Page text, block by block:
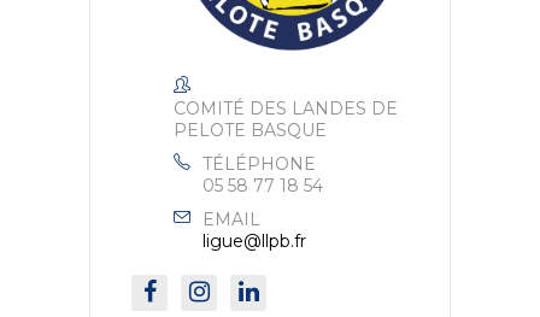
COMITÉ DES LANDES DE
PELOTE BASQUE
TÉLÉPHONE
05 58 77 18 54
EMAIL
ligue@llpb.fr